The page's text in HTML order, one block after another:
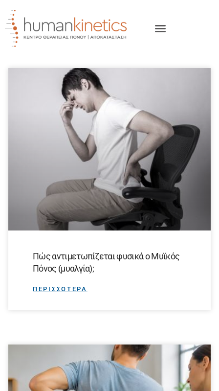
Πώς αντιμετωπίζεται φυσικά ο Μυϊκός
Πόνος (μυαλγία);
ΠΕΡΙΣΣΟΤΕΡΑ